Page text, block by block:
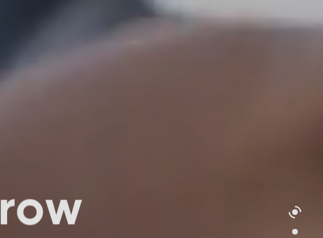
row